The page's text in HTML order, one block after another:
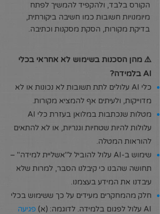
הקורס בלבד, ולהקפיד להמשיך לפתח
מיומנויות חשובות כמו חשיבה ביקורתית,
בדיקת מקורות, הסקת מסקנות וכתיבה.
​⚠️ מהן הסכנות בשימוש לא אחראי בכלי
AI בלמידה?
כלי AI עלולים לתת תשובות לא נכונות או לא
מדוייקות, ולעיתים אף להמציא מקורות.
מטלות שנכתבות במלואן בעזרת כלי AI
עלולות להיות שטחיות וגנריות, או לא להתאים
להוראות המטלה.
שימוש ב-AI עלול להוביל ל"אשליית למידה" –
תחושה שהבנו כי קיבלנו הסבר, למרות שלא
עיבדנו את המידע בעצמנו.
חלק מהמחקרים מעידים על כך ששימוש בכלי
AI עלול לפגום בלמידה. לדוגמה: (א)
פגיעה